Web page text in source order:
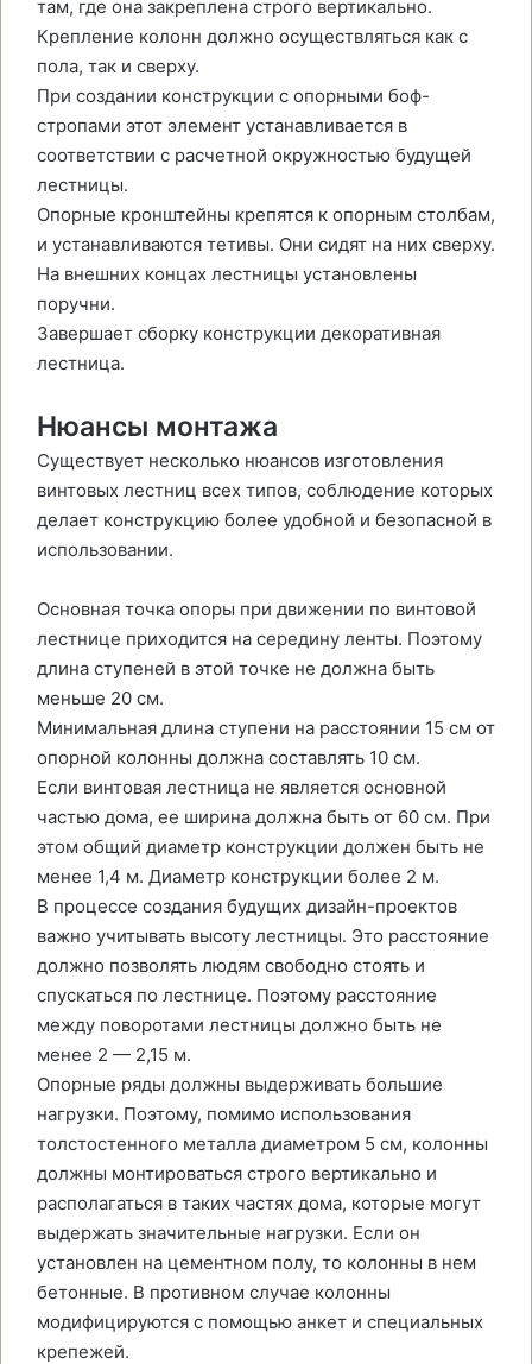
там, где она закреплена строго вертикально.
Крепление колонн должно осуществляться как с
пола, так и сверху.
При создании конструкции с опорными боф-
стропами этот элемент устанавливается в
соответствии с расчетной окружностью будущей
лестницы.
Опорные кронштейны крепятся к опорным столбам,
и устанавливаются тетивы. Они сидят на них сверху.
На внешних концах лестницы установлены
поручни.
Завершает сборку конструкции декоративная
лестница.
Нюансы монтажа
Существует несколько нюансов изготовления
винтовых лестниц всех типов, соблюдение которых
делает конструкцию более удобной и безопасной в
использовании.
Основная точка опоры при движении по винтовой
лестнице приходится на середину ленты. Поэтому
длина ступеней в этой точке не должна быть
меньше 20 см.
Минимальная длина ступени на расстоянии 15 см от
опорной колонны должна составлять 10 см.
Если винтовая лестница не является основной
частью дома, ее ширина должна быть от 60 см. При
этом общий диаметр конструкции должен быть не
менее 1,4 м. Диаметр конструкции более 2 м.
В процессе создания будущих дизайн-проектов
важно учитывать высоту лестницы. Это расстояние
должно позволять людям свободно стоять и
спускаться по лестнице. Поэтому расстояние
между поворотами лестницы должно быть не
менее 2 — 2,15 м.
Опорные ряды должны выдерживать большие
нагрузки. Поэтому, помимо использования
толстостенного металла диаметром 5 см, колонны
должны монтироваться строго вертикально и
располагаться в таких частях дома, которые могут
выдержать значительные нагрузки. Если он
установлен на цементном полу, то колонны в нем
бетонные. В противном случае колонны
модифицируются с помощью анкет и специальных
крепежей.